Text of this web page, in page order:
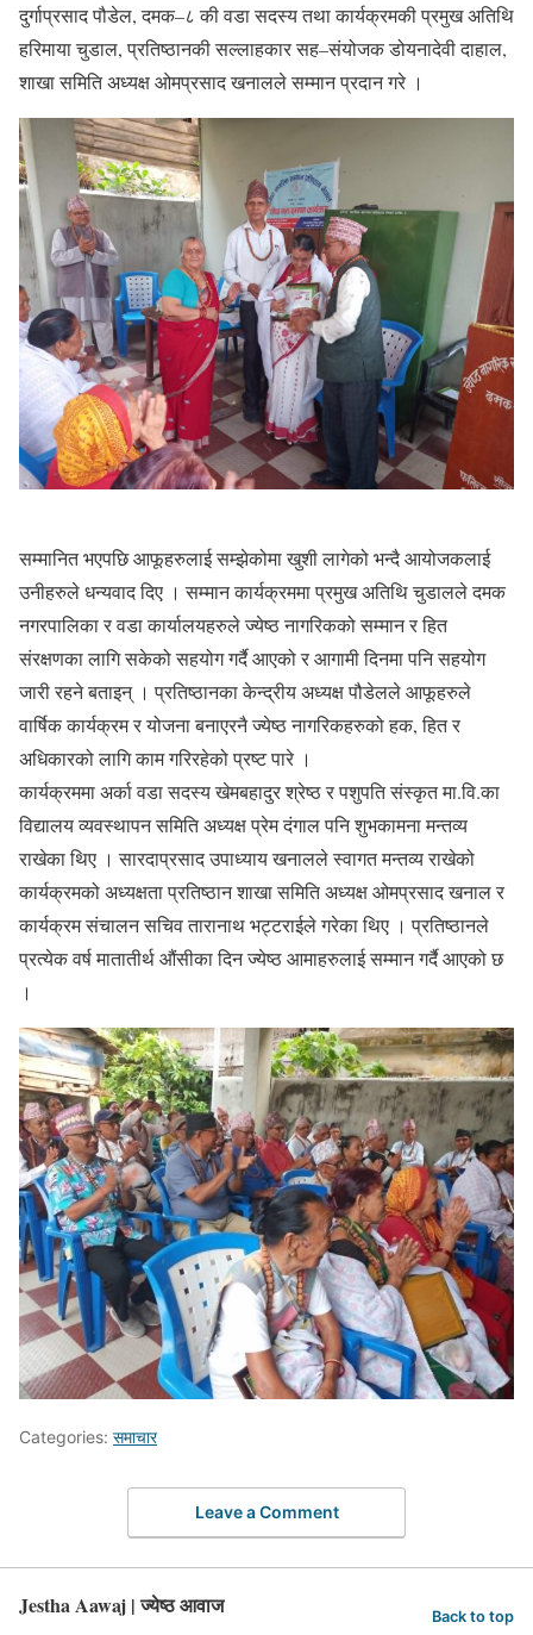
दुर्गाप्रसाद पौडेल, दमक–८ की वडा सदस्य तथा कार्यक्रमकी प्रमुख अतिथि
हरिमाया चुडाल, प्रतिष्ठानकी सल्लाहकार सह–संयोजक डोयनादेवी दाहाल,
शाखा समिति अध्यक्ष ओमप्रसाद खनालले सम्मान प्रदान गरे ।
सम्मानित भएपछि आफूहरुलाई सम्झेकोमा खुशी लागेको भन्दै आयोजकलाई
उनीहरुले धन्यवाद दिए । सम्मान कार्यक्रममा प्रमुख अतिथि चुडालले दमक
नगरपालिका र वडा कार्यालयहरुले ज्येष्ठ नागरिकको सम्मान र हित
संरक्षणका लागि सकेको सहयोग गर्दै आएको र आगामी दिनमा पनि सहयोग
जारी रहने बताइन् । प्रतिष्ठानका केन्द्रीय अध्यक्ष पौडेलले आफूहरुले
वार्षिक कार्यक्रम र योजना बनाएरनै ज्येष्ठ नागरिकहरुको हक, हित र
अधिकारको लागि काम गरिरहेको प्रष्ट पारे ।
कार्यक्रममा अर्का वडा सदस्य खेमबहादुर श्रेष्ठ र पशुपति संस्कृत मा.वि.का
विद्यालय व्यवस्थापन समिति अध्यक्ष प्रेम दंगाल पनि शुभकामना मन्तव्य
राखेका थिए । सारदाप्रसाद उपाध्याय खनालले स्वागत मन्तव्य राखेको
कार्यक्रमको अध्यक्षता प्रतिष्ठान शाखा समिति अध्यक्ष ओमप्रसाद खनाल र
कार्यक्रम संचालन सचिव तारानाथ भट्टराईले गरेका थिए । प्रतिष्ठानले
प्रत्येक वर्ष मातातीर्थ औंसीका दिन ज्येष्ठ आमाहरुलाई सम्मान गर्दै आएको छ
।
Categories: समाचार
Leave a Comment
Jestha Aawaj | ज्येष्ठ आवाज Back to top